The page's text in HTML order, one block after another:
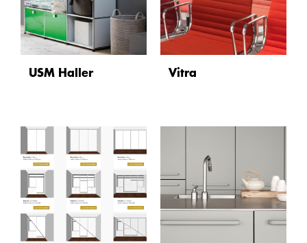
USM Haller Vitra